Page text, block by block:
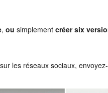
,ou simplementcréer six
les réseaux sociaux,